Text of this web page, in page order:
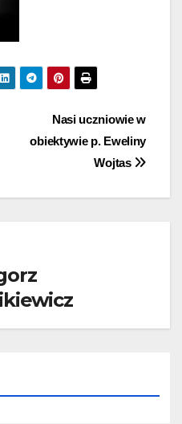
Nasi uczniowie w
obiektywie p. Eweliny
Wojtas